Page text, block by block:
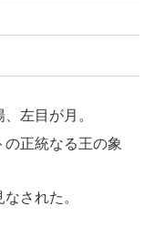
左目が月。
正統なる王の象
された。